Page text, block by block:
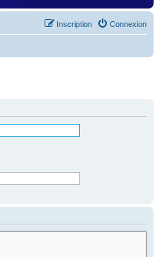
Connexion
Inscription